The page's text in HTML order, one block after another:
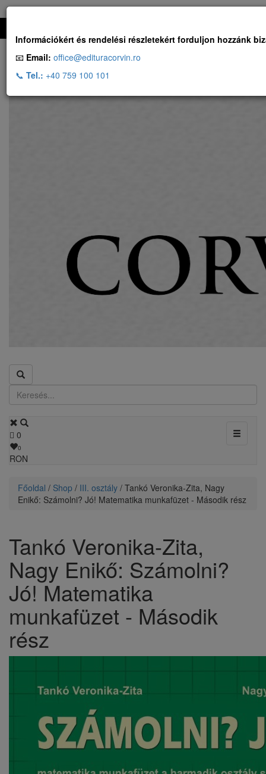
Toggle
0
0
RON
Főoldal / Shop / III. osztály / Tankó Veronika-Zita, Nagy
Enikő: Számolni? Jó! Matematika munkafüzet - Második rész​
Tankó Veronika-Zita,
Nagy Enikő: Számolni?
Jó! Matematika
munkafüzet - Második
rész​
Információkért és rendelési részletekért forduljon hozzánk
📧 Email: office@edituracorvin.ro
📞 Tel.: +40 759 100 101